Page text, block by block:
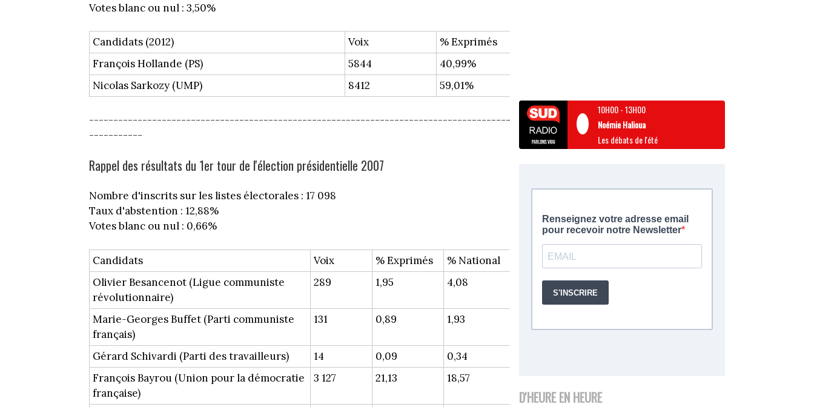
Votes blanc ou nul : 3,50%
Candidats (2012) Voix
% Exprimés
François Hollande (PS)
5844
40,99%
Nicolas Sarkozy (UMP)
8412 59,01%
---------------------------------------------------------------------------------------
-----------
Rappel des résultats du 1er tour de l'élection présidentielle 2007
Nombre d'inscrits sur les listes électorales : 17 098
Taux d'abstention : 12,88%
Votes blanc ou nul : 0,66%
Candidats Voix % Exprimés
% National
Olivier Besancenot (Ligue communiste
révolutionnaire)
289 1,95 4,08
Marie-Georges Buffet (Parti communiste
français)
131 0,89 1,93
Gérard Schivardi (Parti des travailleurs) 14 0,09
0,34
François Bayrou (Union pour la démocratie
française)
3 127 21,13 18,57
10H00-13H00
Noémie Halioua
Les débats de l'été
D'HEURE EN HEURE